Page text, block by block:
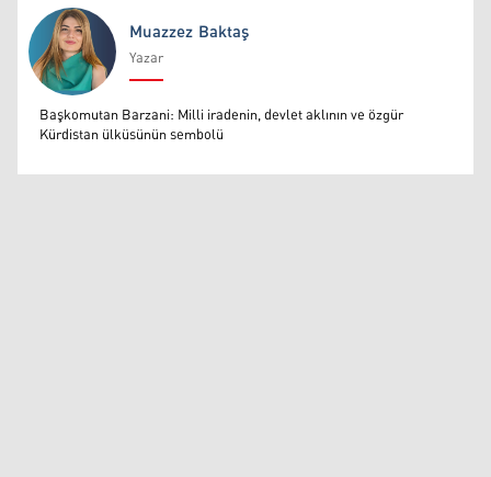
Muazzez Baktaş
Muazzez Baktaş
Yazar
Başkomutan Barzani: Milli iradenin, devlet aklının ve özgür
Kürdistan ülküsünün sembolü